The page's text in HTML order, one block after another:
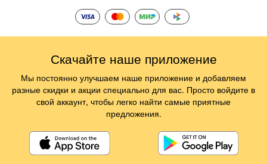
Скачайте наше приложение
Мы постоянно улучшаем наше приложение и добавляем
разные скидки и акции специально для вас. Просто войдите в
свой аккаунт, чтобы легко найти самые приятные
предложения.